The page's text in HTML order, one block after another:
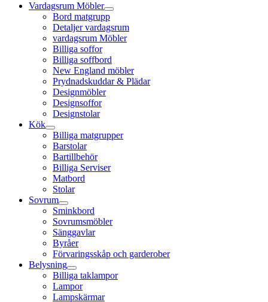
Vardagsrum Möbler
Bord matgrupp
Detaljer vardagsrum
vardagsrum Möbler
Billiga soffor
Billiga soffbord
New England möbler
Prydnadskuddar & Plädar
Designmöbler
Designsoffor
Designstolar
Kök
Billiga matgrupper
Barstolar
Bartillbehör
Billiga Serviser
Matbord
Stolar
Sovrum
Sminkbord
Sovrumsmöbler
Sänggavlar
Byråer
Förvaringsskåp och garderober
Belysning
Billiga taklampor
Lampor
Lampskärmar